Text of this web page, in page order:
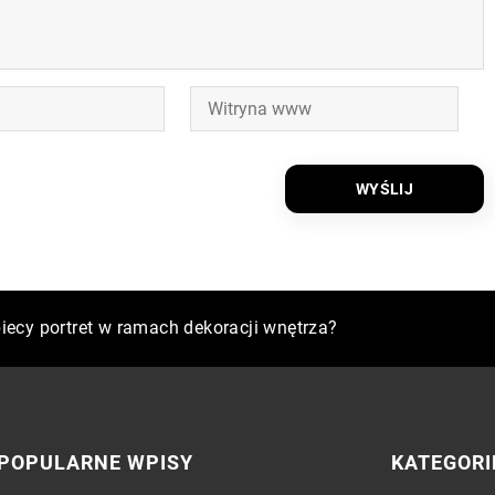
upominek dla partnera biznesowego?
portret w ramach dekoracji wnętrza?
laserowej
WPISY